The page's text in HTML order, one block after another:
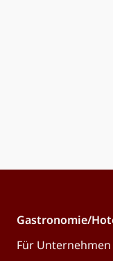
Gastronomie/
Für Unternehmen